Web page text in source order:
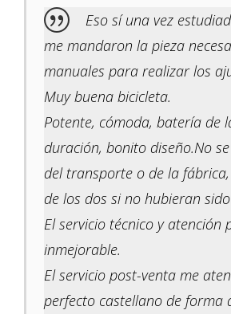
Eso sí una vez
me mandaron la pieza
manuales para realizar los
Muy buena bicicleta.
Potente, cómoda, batería de
duración, bonito diseño.No
del transporte o de la
de los dos si no hubieran
El servicio técnico y atención
inmejorable.
El servicio post-venta me
perfecto castellano de forma